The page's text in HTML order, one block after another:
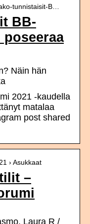
tunnistaisit-B…
BB-
Näin hän
2021 -kaudella
matalaa
post shared
› Asukkaat
–
Laura R /